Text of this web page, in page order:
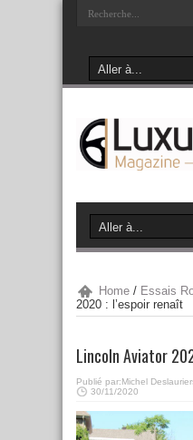
Home / Essais
2020 : l’espoir renaît
Lincoln Aviator
Publié par:Michel
30/11/2020